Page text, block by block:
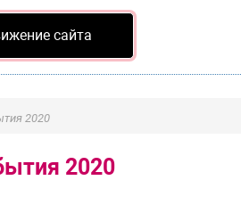
сайта
2020
2020